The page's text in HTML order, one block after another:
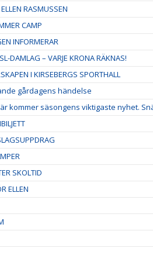
RASMUSSEN
CAMP
INFORMERAR
DAMLAG – VARJE KRONA RÄKNAS!
I KIRSEBERGS SPORTHALL
gårdagens händelse
här kommer säsongens viktigaste nyhet.
SKOLTID
ELLEN